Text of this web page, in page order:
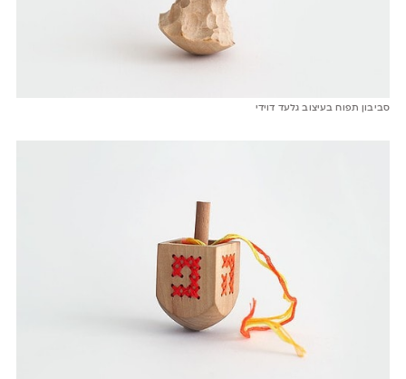
סביבון תפוח בעיצוב גלעד דוידי